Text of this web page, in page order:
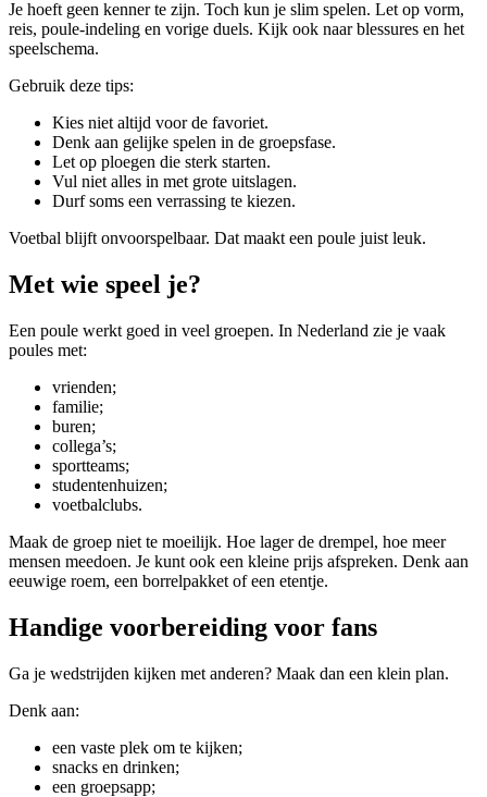
Je hoeft geen kenner te zijn. Toch kun je slim spelen. Let op vorm,
reis, poule-indeling en vorige duels. Kijk ook naar blessures en het
speelschema.
Gebruik deze tips:
Kies niet altijd voor de favoriet.
Denk aan gelijke spelen in de groepsfase.
Let op ploegen die sterk starten.
Vul niet alles in met grote uitslagen.
Durf soms een verrassing te kiezen.
Voetbal blijft onvoorspelbaar. Dat maakt een poule juist leuk.
Met wie speel je?
Een poule werkt goed in veel groepen. In Nederland zie je vaak
poules met:
vrienden;
familie;
buren;
collega’s;
sportteams;
studentenhuizen;
voetbalclubs.
Maak de groep niet te moeilijk. Hoe lager de drempel, hoe meer
mensen meedoen. Je kunt ook een kleine prijs afspreken. Denk aan
eeuwige roem, een borrelpakket of een etentje.
Handige voorbereiding voor fans
Ga je wedstrijden kijken met anderen? Maak dan een klein plan.
Denk aan:
een vaste plek om te kijken;
snacks en drinken;
een groepsapp;